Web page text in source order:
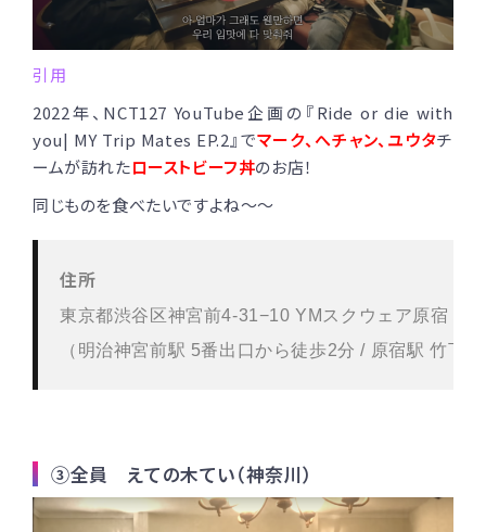
引用
2022年、NCT127 YouTube企画の『Ride or die with
you| MY Trip Mates EP.2』でマーク、へチャン、ユウタチ
ームが訪れたローストビーフ丼のお店！
同じものを食べたいですよね〜〜
住所
東京都渋谷区神宮前4-31−10 YMスクウェア原宿 地
（明治神宮前駅 5番出口から徒歩2分 / 原宿駅 竹下
③全員 えての木てい（神奈川）